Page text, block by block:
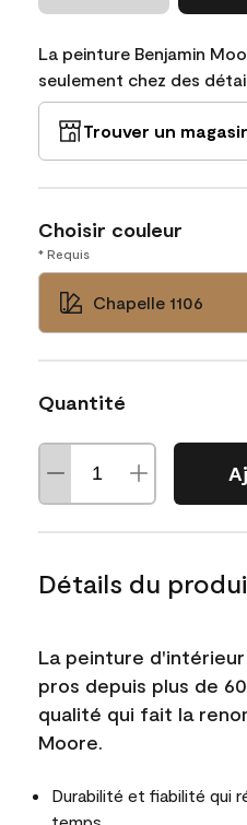
La peinture Benjamin
seulement chez des
Trouver un
Choisir couleur
* Requis
Chapelle 1106
Quantité
Détails du
La peinture
pros depuis plus de
qualité qui fait la
Moore.
Durabilité et fiabilité qui
temps